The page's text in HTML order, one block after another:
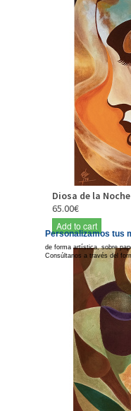
Diosa de la
65.00€
Add to cart
Personalizamos tus
de forma artística, sobre
Consúltanos a través del